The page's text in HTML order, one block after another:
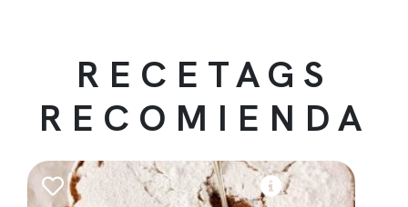
RECETAGS
RECOMIENDA